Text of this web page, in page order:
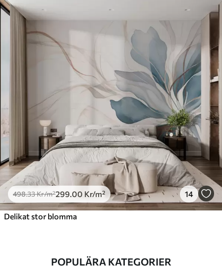
498.33Kr/m²299 .00 Kr/m² 14
Delikat stor blomma
POPULÄRA KATEGORIER